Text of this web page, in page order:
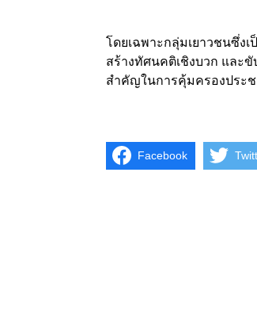
โดยเฉพาะกลุ่มเยาวชนซึ่ง
สร้างทัศนคติเชิงบวก และ
สำคัญในการคุ้มครองประ
Facebook